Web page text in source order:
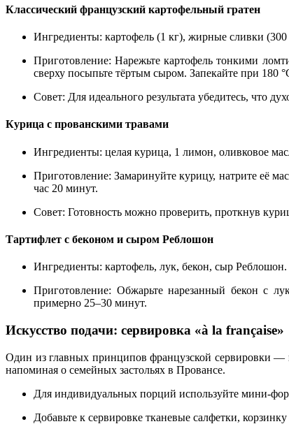
Классический французский картофельный гратен
Ингредиенты: картофель (1 кг), жирные сливки
Приготовление: Нарежьте картофель тонкими
сверху посыпьте тёртым сыром. Запекайте при 180
Совет: Для идеального результата убедитесь, что
Курица с прованскими травами
Ингредиенты: целая курица, 1 лимон, оливковое
Приготовление: Замаринуйте курицу, натрите её
час 20 минут.
Совет: Готовность можно проверить, проткнув
Тартифлет с беконом и сыром Реблошон
Ингредиенты: картофель, лук, бекон, сыр Реблошон.
Приготовление: Обжарьте нарезанный бекон с
примерно 25–30 минут.
Искусство подачи: сервировка «à la française»
Один из главных принципов французской сервировки —
напоминая о семейных застольях в Провансе.
Для индивидуальных порций используйте мини-
Добавьте к сервировке тканевые салфетки,